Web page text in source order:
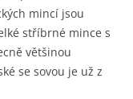
mincí jsou
stříbrné mince s
většinou
se sovou je už z